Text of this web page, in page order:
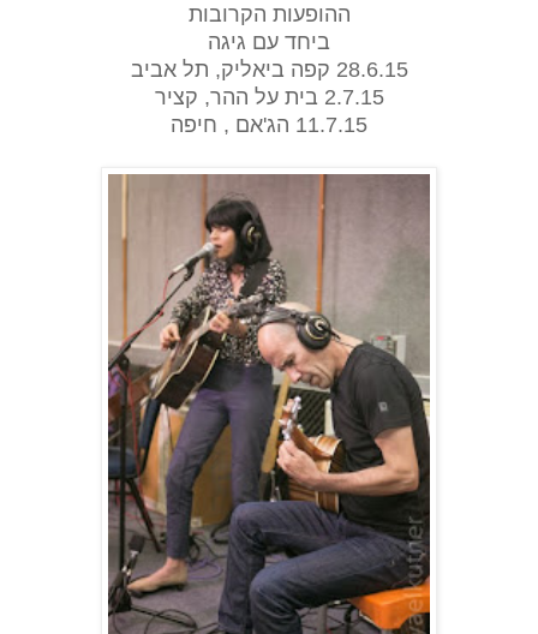
ההופעות הקרובות
ביחד עם גיגה
28.6.15 קפה ביאליק, תל אביב
2.7.15 בית על ההר, קציר
11.7.15 הג'אם , חיפה